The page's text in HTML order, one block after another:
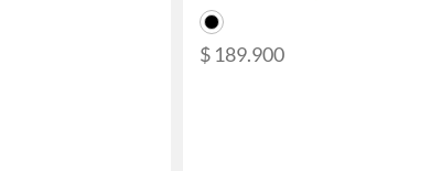
$ 189.900